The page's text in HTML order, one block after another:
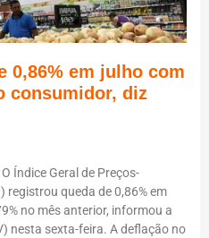
0,86% em julho com
consumidor, diz
Índice Geral de Preços-
registrou queda de 0,86% em
no mês anterior, informou a
nesta sexta-feira. A deflação no